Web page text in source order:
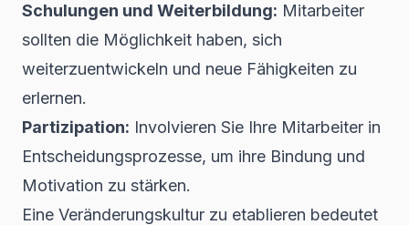
Schulungen und Weiterbildung: Mitarbeiter
sollten die Möglichkeit haben, sich
weiterzuentwickeln und neue Fähigkeiten zu
erlernen.
Partizipation: Involvieren Sie Ihre Mitarbeiter in
Entscheidungsprozesse, um ihre Bindung und
Motivation zu stärken.
Eine Veränderungskultur zu etablieren bedeutet